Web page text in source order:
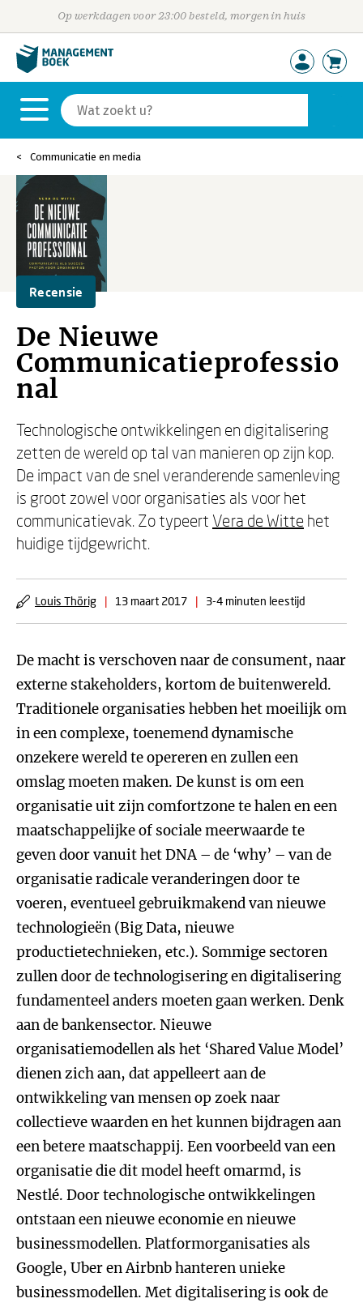
Op werkdagen voor 23:00 besteld, morgen in huis
Communicatie en media
Recensie
De Nieuwe
Communicatieprofessio
nal
Technologische ontwikkelingen en digitalisering
zetten de wereld op tal van manieren op zijn kop.
De impact van de snel veranderende samenleving
is groot zowel voor organisaties als voor het
communicatievak. Zo typeert Vera de Witte het
huidige tijdgewricht.
Louis Thörig | 13 maart 2017 | 3-4 minuten leestijd
De macht is verschoven naar de consument, naar
externe stakeholders, kortom de buitenwereld.
Traditionele organisaties hebben het moeilijk om
in een complexe, toenemend dynamische
onzekere wereld te opereren en zullen een
omslag moeten maken. De kunst is om een
organisatie uit zijn comfortzone te halen en een
maatschappelijke of sociale meerwaarde te
geven door vanuit het DNA – de ‘why’ – van de
organisatie radicale veranderingen door te
voeren, eventueel gebruikmakend van nieuwe
technologieën (Big Data, nieuwe
productietechnieken, etc.). Sommige sectoren
zullen door de technologisering en digitalisering
fundamenteel anders moeten gaan werken. Denk
aan de bankensector. Nieuwe
organisatiemodellen als het ‘Shared Value Model’
dienen zich aan, dat appelleert aan de
ontwikkeling van mensen op zoek naar
collectieve waarden en het kunnen bijdragen aan
een betere maatschappij. Een voorbeeld van een
organisatie die dit model heeft omarmd, is
Nestlé. Door technologische ontwikkelingen
ontstaan een nieuwe economie en nieuwe
businessmodellen. Platformorganisaties als
Google, Uber en Airbnb hanteren unieke
businessmodellen. Met digitalisering is ook de